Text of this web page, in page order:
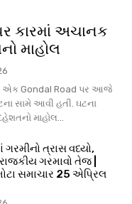
કારમાં અચાનક
માહોલ
એક Gondal Road પર આજે
સામે આવી હતી. ઘટના
માહોલ...
ગરમીનો ત્રાસ વધ્યો,
ગરમાવો તેજ |
સમાચાર 25 એપ્રિલ